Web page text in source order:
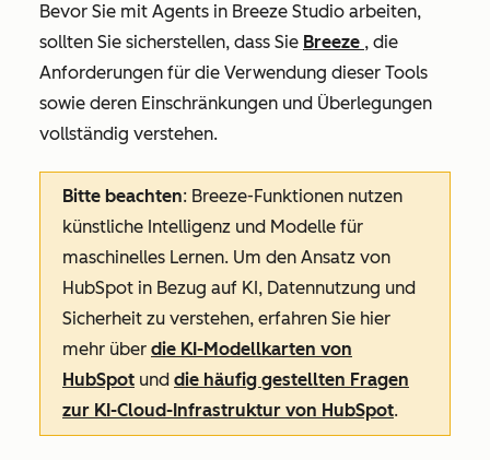
Bevor Sie mit Agents in Breeze Studio arbeiten,
sollten Sie sicherstellen, dass Sie Breeze , die
Anforderungen für die Verwendung dieser Tools
sowie deren Einschränkungen und Überlegungen
vollständig verstehen.
Bitte beachten: Breeze-Funktionen nutzen
künstliche Intelligenz und Modelle für
maschinelles Lernen. Um den Ansatz von
HubSpot in Bezug auf KI, Datennutzung und
Sicherheit zu verstehen, erfahren Sie hier
mehr über die KI-Modellkarten von
HubSpot und die häufig gestellten Fragen
zur KI-Cloud-Infrastruktur von HubSpot.